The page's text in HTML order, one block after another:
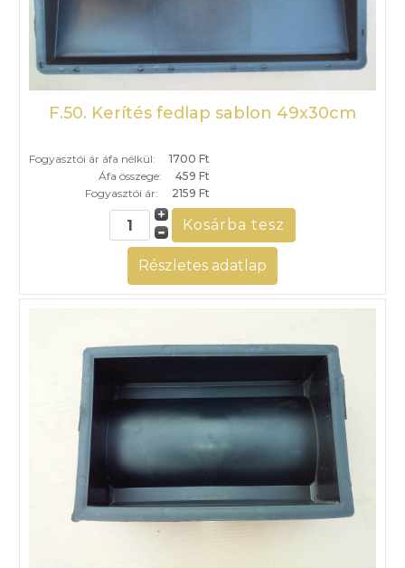
F.50. Kerítés fedlap sablon 49x30cm
Fogyasztói ár áfa nélkül:
1700 Ft
Áfa összege:
459 Ft
Fogyasztói ár:
2159 Ft
Részletes adatlap